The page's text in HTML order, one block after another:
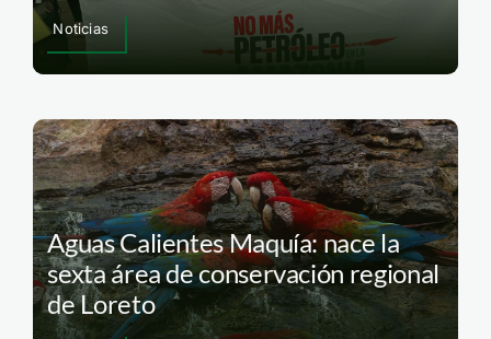
Noticias
Aguas Calientes Maquía: nace la
sexta área de conservación regional
de Loreto